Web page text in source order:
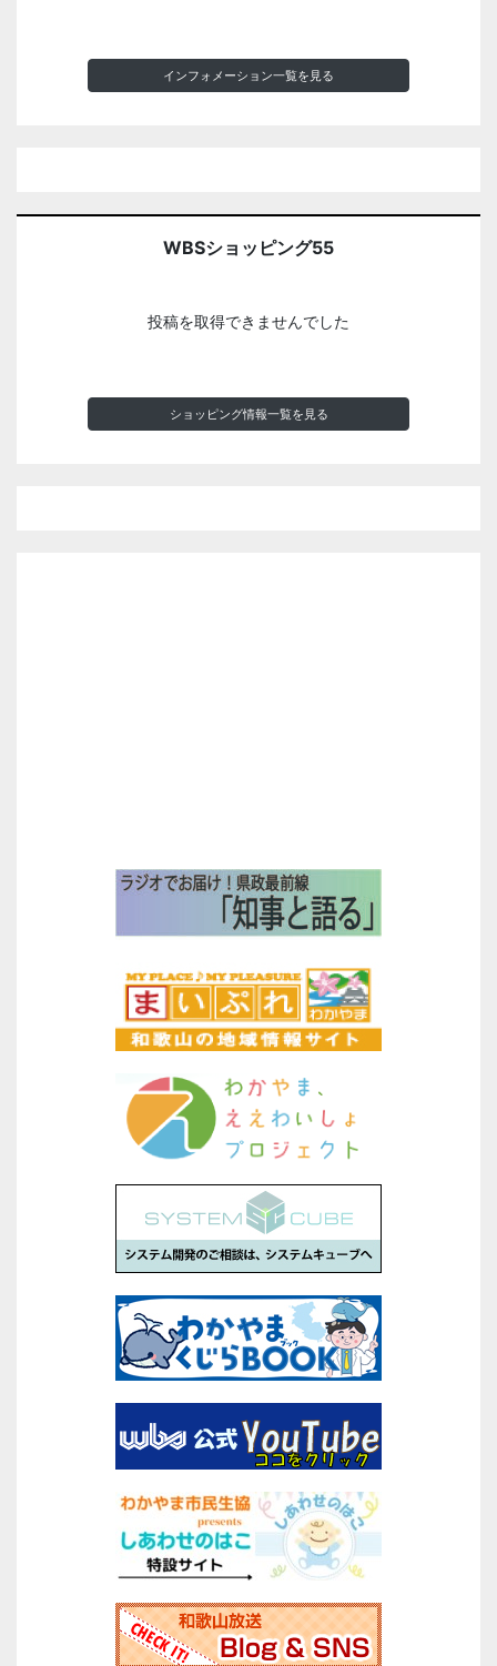
インフォメーション一覧を見る
WBSショッピング55
投稿を取得できませんでした
ショッピング情報一覧を見る